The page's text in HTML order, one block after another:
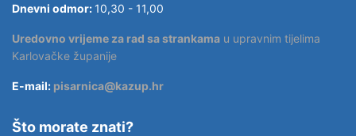
Dnevni odmor: 10,30 - 11,00
Uredovno vrijeme za rad sa strankama u upravnim tijelima
Karlovačke županije
E-mail: pisarnica@kazup.hr
Što morate znati?